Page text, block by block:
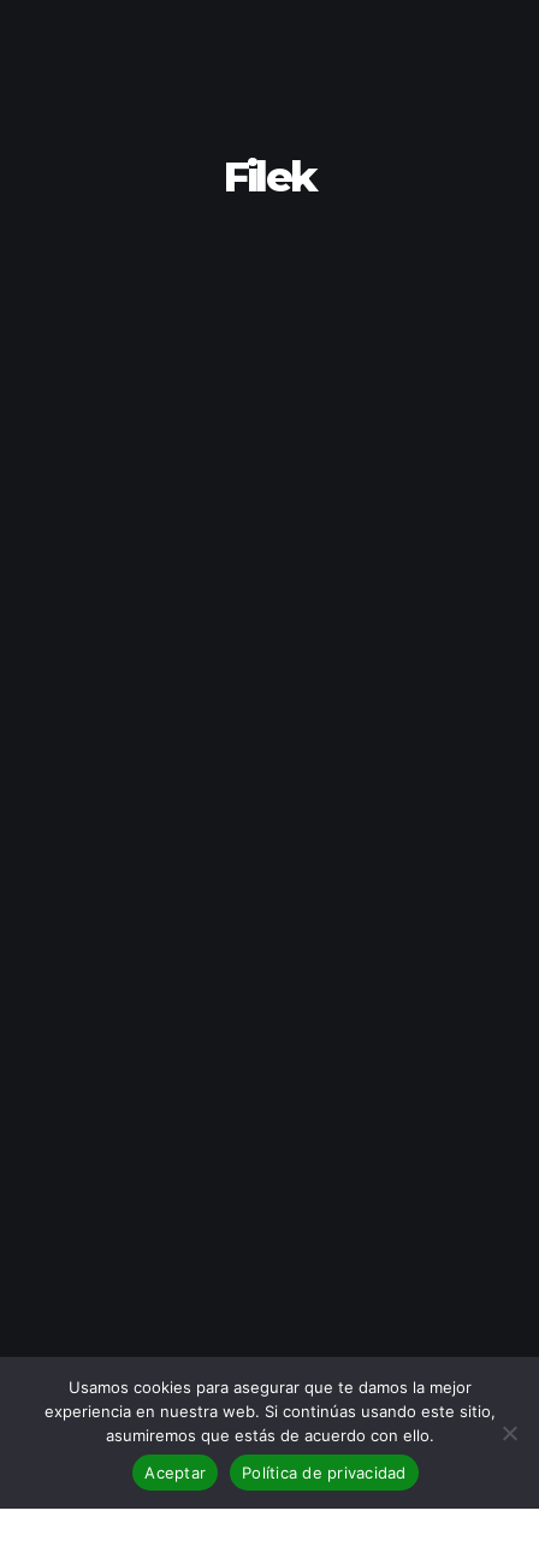
Filek
Usamos cookies para asegurar que te damos la mejor
experiencia en nuestra web. Si continúas usando este sitio,
asumiremos que estás de acuerdo con ello.
Aceptar
Política de privacidad